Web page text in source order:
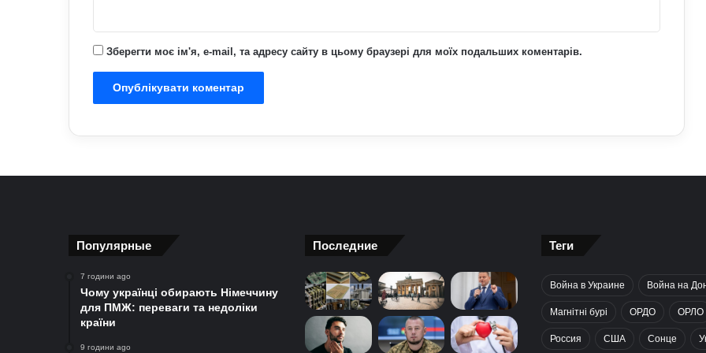
Зберегти моє ім'я, e-mail, та адресу сайту в цьому браузері для моїх подальших коментарів.
Популярные
7 години ago
Чому українці обирають Німеччину
для ПМЖ: переваги та недоліки
країни
9 години ago
Последние Теги
Война в Украине Война на
Магнітні бурі ОРДО ОРЛО
Россия США Сонце